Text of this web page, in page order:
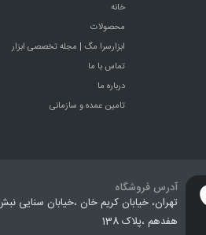
خانه
محصولات
ابزارسرا مگ | مجله تخصصی ابزار
تماس با ما
درباره ما
تامین عمده و سازمانی
آدرس فروشگاه
تهران، خيابان كريم خان ،خيابان سنایی
هفدهم ،پلاک 138